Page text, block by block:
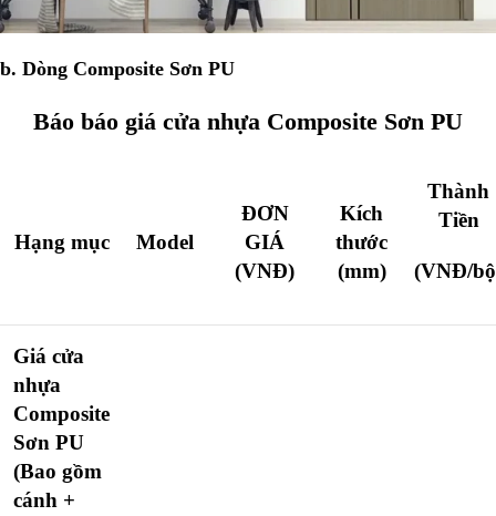
b. Dòng Composite Sơn PU
Báo báo giá cửa nhựa Composite Sơn PU
Hạng mục Model
ĐƠN
GIÁ
(VNĐ)
Kích
thước
(mm)
Thành
Tiền
(VNĐ/
Giá cửa
nhựa
Composite
Sơn PU
(Bao gồm
cánh +